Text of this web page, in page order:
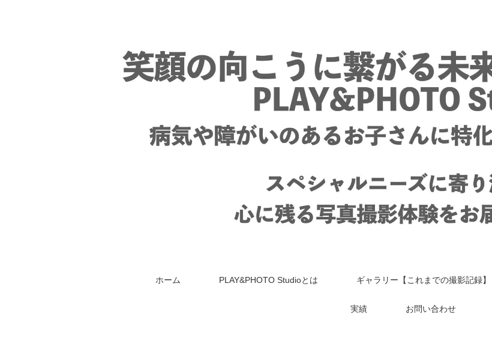
ホーム PLAY&PHOTO Studioとは ギャラリー【これまでの撮影記録】
実績 お問い合わせ